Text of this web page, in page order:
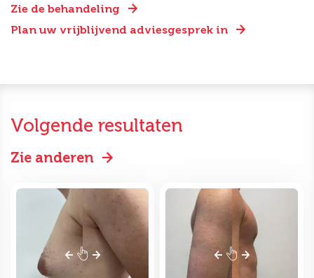
Zie de behandeling
Plan uw vrijblijvend adviesgesprek in
Volgende resultaten
Zie anderen